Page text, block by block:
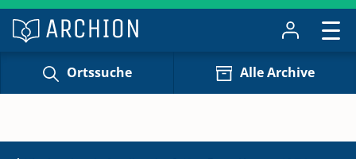
Ortssuche Alle Archive